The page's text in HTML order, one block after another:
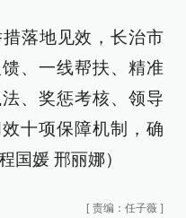
落地见效，长治市
、一线帮扶、精准
、奖惩考核、领导
十项保障机制，确
国媛 邢丽娜）
[ 责编：任子薇 ]